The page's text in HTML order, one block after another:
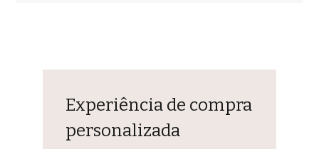
Experiência de compra
personalizada